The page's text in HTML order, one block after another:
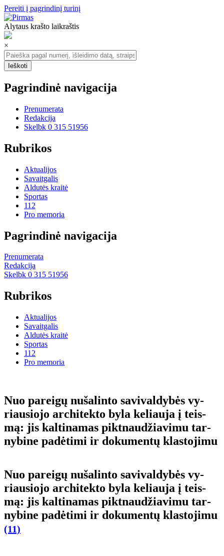
Pereiti į pagrindinį turinį
Alytaus krašto laikraštis
×
Pagrindinė navigacija
Prenumerata
Redakcija
Skelbk 0 315 51956
Rubrikos
Aktualijos
Savaitgalis
Aldutės kraitė
Sportas
112
Pro memoria
Pagrindinė navigacija
Prenumerata
Redakcija
Skelbk 0 315 51956
Rubrikos
Aktualijos
Savaitgalis
Aldutės kraitė
Sportas
112
Pro memoria
Nuo pa­rei­gų nu­ša­lin­to sa­vi­val­dy­bės vy­
riau­sio­jo ar­chi­tek­to by­la ke­liau­ja į teis­
mą: jis kal­ti­na­mas pik­tnau­džia­vi­mu tar­
ny­bi­ne pa­dė­ti­mi ir do­ku­men­tų klas­to­ji­mu
Nuo pa­rei­gų nu­ša­lin­to sa­vi­val­dy­bės vy­
riau­sio­jo ar­chi­tek­to by­la ke­liau­ja į teis­
mą: jis kal­ti­na­mas pik­tnau­džia­vi­mu tar­
ny­bi­ne pa­dė­ti­mi ir do­ku­men­tų klas­to­ji­mu
(11)